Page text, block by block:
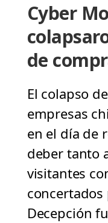
Cyber
de
El colapso
empresas
en el día de
deber tanto
visitantes
concertados
Decepción